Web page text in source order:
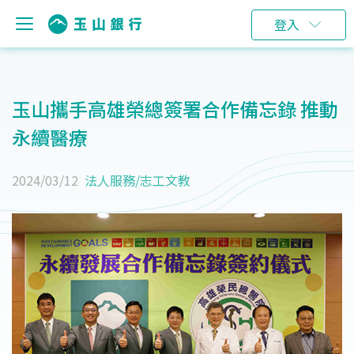
登入
玉山攜手高雄榮總簽署合作備忘錄 推動
永續醫療
2024/03/12 法人服務/志工文教